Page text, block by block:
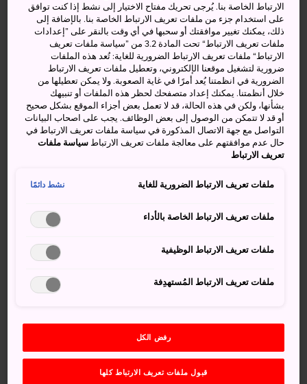
مهرجان تذكاري يجذب 300 ألف
ضيف كل عام
13 أكتوبر/تشرين الأول، وهو مهرجان سنوي لإحياء ذكرى وفاة
نيتشرين، أحد أكثر الشخصيات البوذية شهرة في اليابان.
حقائق سريعة
أجل مشاهدة هذا الحدث
إلى المعبد
أقرب محطة هي محطة إكيغامي على خط طوكيو-إكيغامي.
واحدة من أكثر الشخصيات البوذية
الارتباط الخاصة بنا. يُرجى تحريك مفتاح الاختيار إلى نشط إذا كنت توافق
على استخدام جزء من ملفات تعريف الارتباط الخاصة بنا. بالإضافة إلى
ذلك، يمكنك تغيير موافقتك أو سحبها في أي وقت بالنقر على ”إعدادات
ملفات تعريف الارتباط“ تحت المادة 3.2 من ”سياسة ملفات تعريف
الارتباط“ ملفات تعريف الارتباط الضرورية للغاية: تُعد هذه الملفات
ضرورية لتشغيل موقعنا الإلكتروني، وتعطيل ملفات تعريف الارتباط
الضرورية في انظمتنا يُعد أمرًا في غاية الصعوبة. ولا يمكن تعطيلها من
خلال أنظمتنا. يمكنك إعداد متصفحك لحظر هذه الملفات أو تنبيهك
بشأنها، ولكن في هذه الحالة، قد لا تعمل بعض أجزاء الموقع بشكل صحيح
أو قد لا تتمكن من الوصول إلى بعض الوظائف. يجب على اصحاب البيانات
التواصل مع جهة الاتصال المذكورة في سياسة ملفات تعريف الارتباط في
حال عدم موافقتهم على معالجة ملفات تعريف الارتباطسياسة ملفات
تعريف الارتباط
ملفات تعريف الارتباط الضرورية للغاية نشط دائمًا
ملفات تعريف الارتباط الخاصة بالأداء
ملفات تعريف الارتباط الوظيفية
ملفات تعريف الارتباط المُستهدِفة
رفض الكل
قبول ملفات تعريف الارتباط كلها